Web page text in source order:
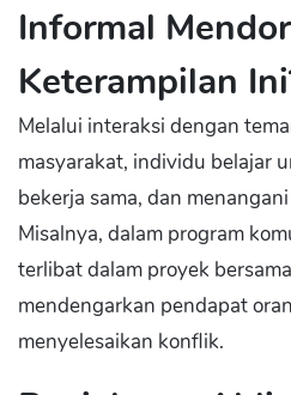
Informal
Keterampilan
Melalui interaksi dengan
masyarakat, individu belajar
bekerja sama, dan
Misalnya, dalam program
terlibat dalam proyek
mendengarkan pendapat
menyelesaikan konflik.